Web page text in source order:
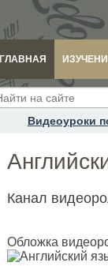
ГЛАВНАЯ
Видеоуроки
Канал
Обложка